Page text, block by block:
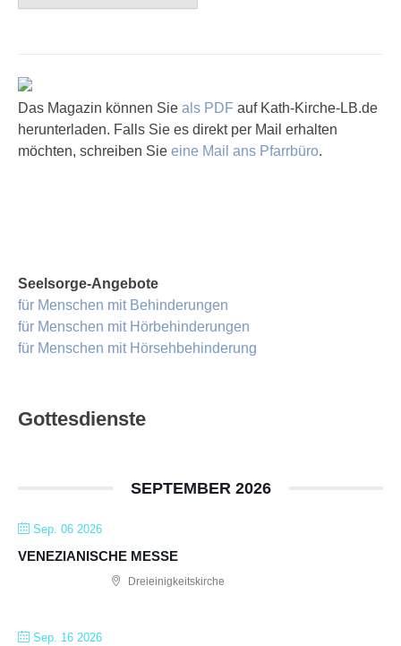
Das Magazin können Sie als PDF auf Kath-Kirche-LB.de
herunterladen. Falls Sie es direkt per Mail erhalten
möchten, schreiben Sie eine Mail ans Pfarrbüro.
Seelsorge-Angebote
für Menschen mit Behinderungen
für Menschen mit Hörbehinderungen
für Menschen mit Hörsehbehinderung
Gottesdienste
SEPTEMBER 2026
Sep. 06 2026
VENEZIANISCHE MESSE
Dreieinigkeitskirche
Sep. 16 2026